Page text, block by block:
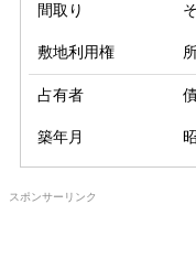
間取り
敷地利用権
占有者
築年月
スポンサーリンク